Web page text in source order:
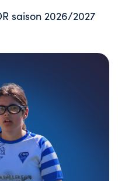
saison 2026/2027